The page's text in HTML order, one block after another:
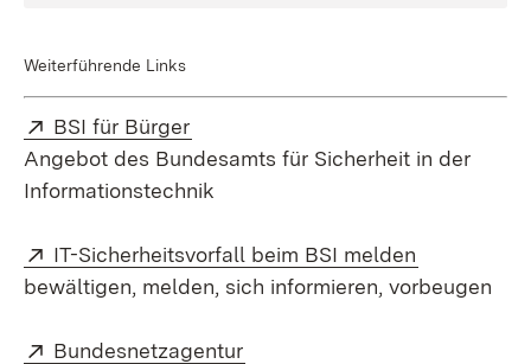
Weiterführende Links
Extern:
BSI für Bürger
Angebot des Bundesamts für Sicherheit in der
Informationstechnik
Extern:
IT-Sicherheitsvorfall beim BSI melden
bewältigen, melden, sich informieren, vorbeugen
Extern:
Bundesnetzagentur